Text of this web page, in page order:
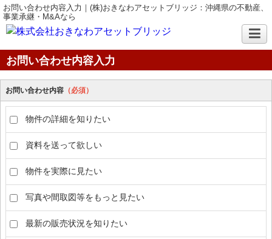
お問い合わせ内容入力｜(株)おきなわアセットブリッジ：沖縄県の不動産、
事業承継・M&Aなら
お問い合わせ内容入力
お問い合わせ内容 （必須）
物件の詳細を知りたい
資料を送って欲しい
物件を実際に見たい
写真や間取図等をもっと見たい
最新の販売状況を知りたい